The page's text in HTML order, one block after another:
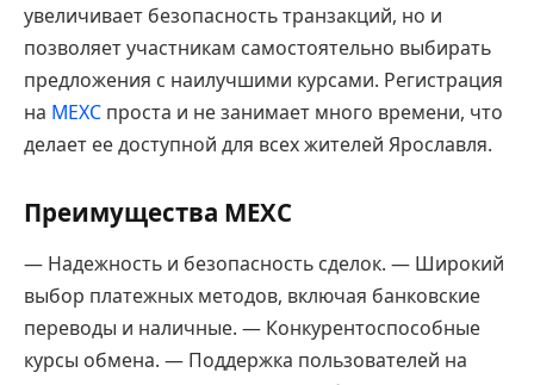
увеличивает безопасность транзакций, но и
позволяет участникам самостоятельно выбирать
предложения с наилучшими курсами. Регистрация
на MEXC проста и не занимает много времени, что
делает ее доступной для всех жителей Ярославля.
Преимущества MEXC
— Надежность и безопасность сделок. — Широкий
выбор платежных методов, включая банковские
переводы и наличные. — Конкурентоспособные
курсы обмена. — Поддержка пользователей на